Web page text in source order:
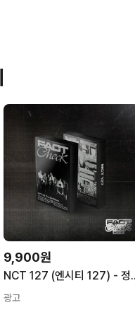
9,900원
NCT 127 (엔시티
광고